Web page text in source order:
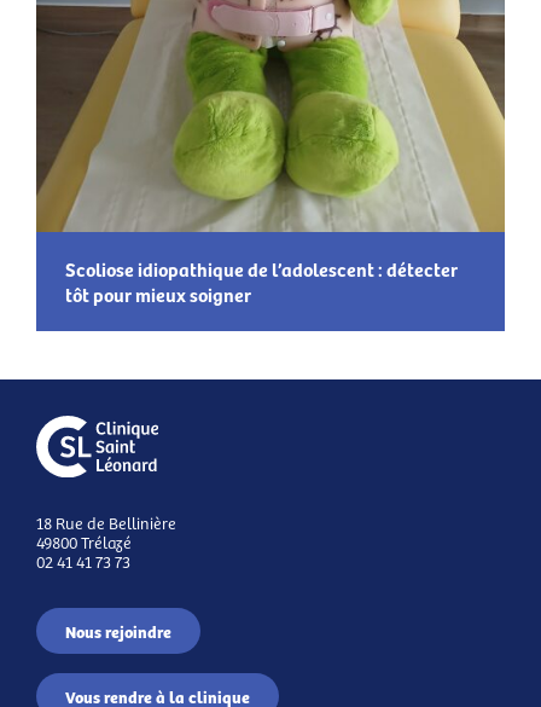
Scoliose idiopathique de l’adolescent : détecter
tôt pour mieux soigner
18 Rue de Bellinière
49800 Trélazé
02 41 41 73 73
Nous rejoindre
Vous rendre à la clinique